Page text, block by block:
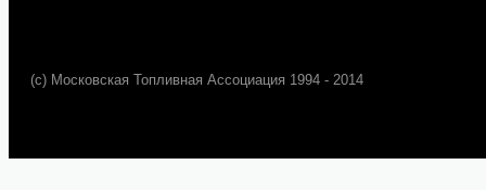
(c) Московская Топливная Ассоциация 1994 - 2014